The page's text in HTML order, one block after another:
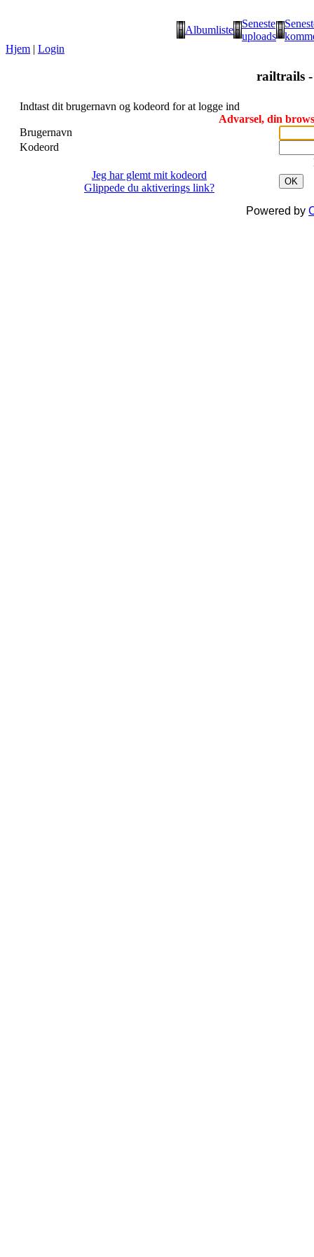
Albumliste
Seneste
uploads
Hjem | Login
railtrails
Indtast dit brugernavn og kodeord for at logge ind
Advarsel, din
Brugernavn
Kodeord
Jeg har glemt mit kodeord
Glippede du aktiverings link?
OK
Powered by